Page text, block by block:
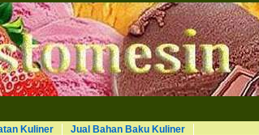
BAKU KULINER RESTORAN DAPUR MESINRESTO RESTOMESIN HI-WIN ICE
Peralatan Bahan Baku Memproduksi Mengolah Menyimpan Mengemas Menyajikan
and Beverage. Distributor Agen Jual Aneka Mesin dan Bahan Baku Ice Cream Es Krim
Peluang Usaha Bisnis UKM. Tips Resep Cara Memasak Membuat Jajanan
Kuliner Jual Bahan Baku Kuliner